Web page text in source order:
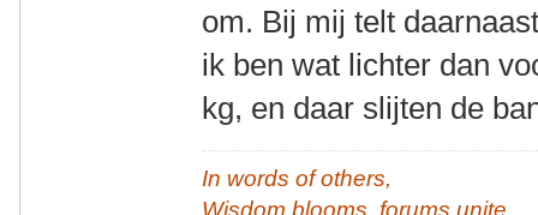
om. Bij mij telt
ik ben wat lichter dan
kg, en daar slijten de
In words of others,
Wisdom blooms, forums unite,